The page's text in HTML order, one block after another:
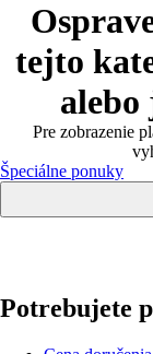
tejto
alebo
Pre zobrazenie
Špeciálne ponuky
Potrebujete